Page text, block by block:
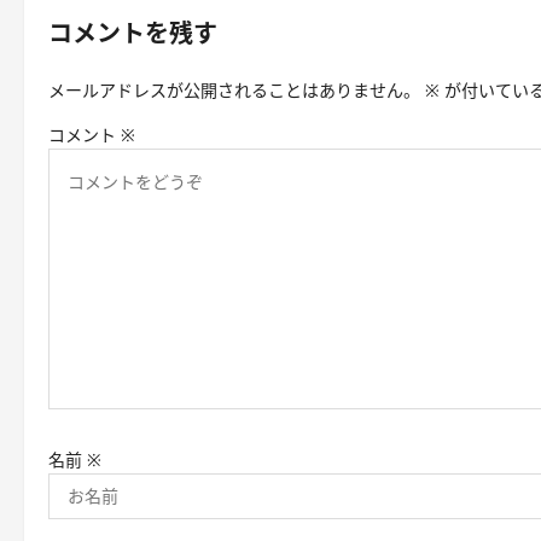
ー
シ
ョ
コメントを残す
メールアドレスが公開されることはありません。 ※ が付いてい
コメント ※
名前 ※